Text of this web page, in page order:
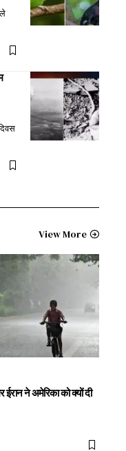
View More
ने अमेरिका को क्यों दी